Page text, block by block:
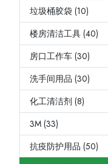
垃圾桶胶袋 (10)
楼房清洁工具 (40)
房口工作车 (30)
洗手间用品 (30)
化工清洁剂 (8)
3M (33)
抗疫防护用品 (50)